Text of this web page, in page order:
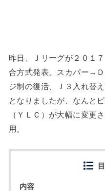
昨日、Ｊリーグが２０１
合方式発表。スカパー→
ジ制の復活、Ｊ３入れ替
となりましたが、なんと
（ＹＬＣ）が大幅に変更
用。
内容